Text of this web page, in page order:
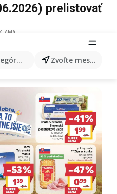
produkty... Zvoľte mesto
prelistovať